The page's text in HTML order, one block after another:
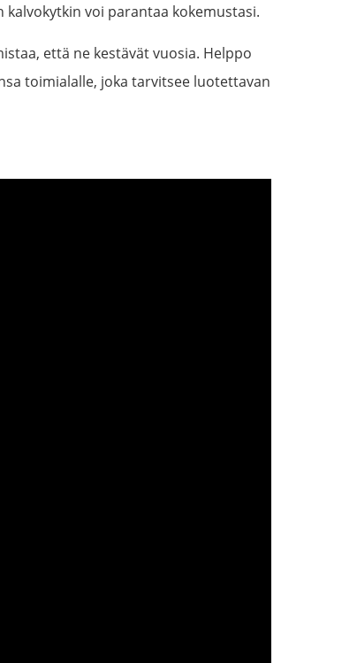
voi parantaa kokemustasi.
että ne kestävät vuosia. Helppo
toimialalle, joka tarvitsee luotettavan